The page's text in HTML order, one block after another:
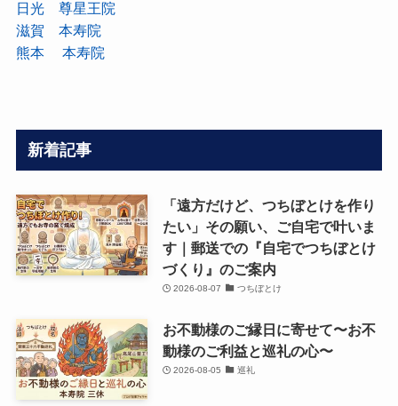
日光 尊星王院
滋賀 本寿院
熊本 本寿院
新着記事
「遠方だけど、つちぼとけを作り
たい」その願い、ご自宅で叶いま
す｜郵送での『自宅でつちぼとけ
づくり』のご案内
2026-08-07 つちぼとけ
お不動様のご縁日に寄せて〜お不
動様のご利益と巡礼の心〜
2026-08-05 巡礼